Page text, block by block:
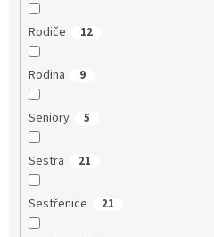
Rodiče 12
Rodina 9
Seniory 5
Sestra 21
Sestřenice 21